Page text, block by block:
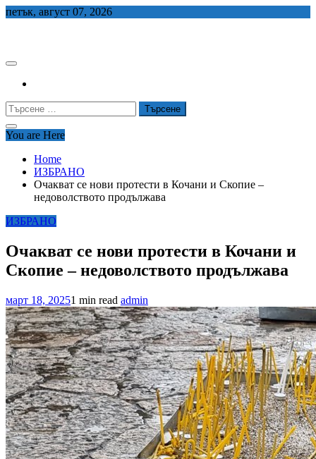
Skip
петък, август 07, 2026
Търсене
за:
You are Here
Home
ИЗБРАНО
Очакват се нови протести в Кочани и Скопие –
недоволството продължава
ИЗБРАНО
Очакват се нови протести в Кочани и
Скопие – недоволството продължава
март 18, 20251 min read admin